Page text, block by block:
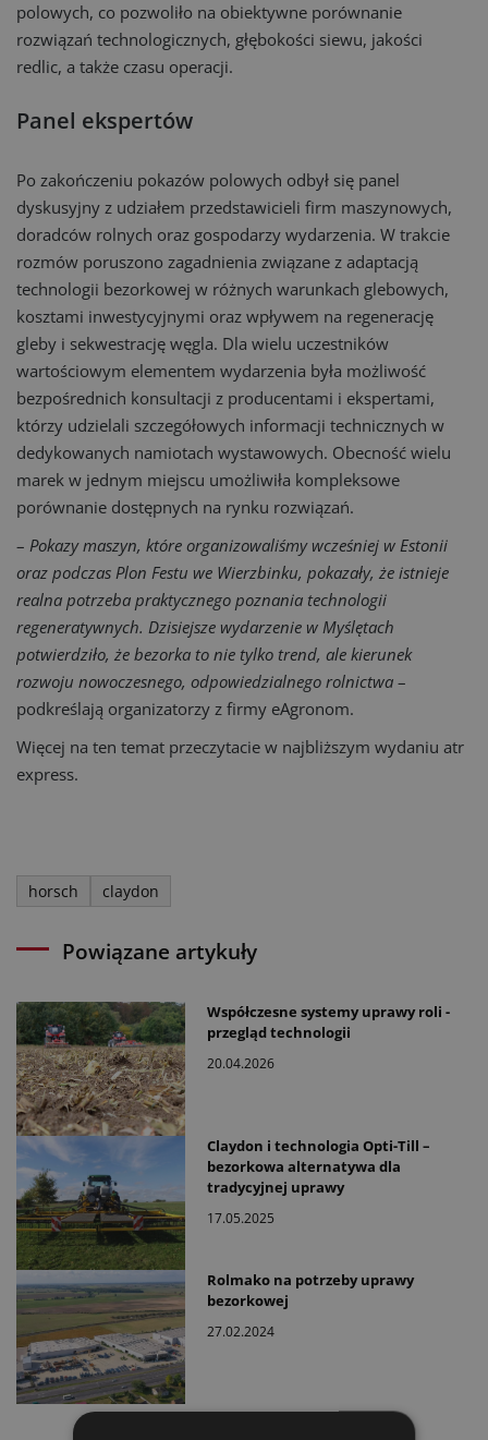
polowych, co pozwoliło na obiektywne porównanie
rozwiązań technologicznych, głębokości siewu, jakości
redlic, a także czasu operacji.
Panel ekspertów
Po zakończeniu pokazów polowych odbył się panel
dyskusyjny z udziałem przedstawicieli firm maszynowych,
doradców rolnych oraz gospodarzy wydarzenia. W trakcie
rozmów poruszono zagadnienia związane z adaptacją
technologii bezorkowej w różnych warunkach glebowych,
kosztami inwestycyjnymi oraz wpływem na regenerację
gleby i sekwestrację węgla. Dla wielu uczestników
wartościowym elementem wydarzenia była możliwość
bezpośrednich konsultacji z producentami i ekspertami,
którzy udzielali szczegółowych informacji technicznych w
dedykowanych namiotach wystawowych. Obecność wielu
marek w jednym miejscu umożliwiła kompleksowe
porównanie dostępnych na rynku rozwiązań.
– Pokazy maszyn, które organizowaliśmy wcześniej w Estonii
oraz podczas Plon Festu we Wierzbinku, pokazały, że istnieje
realna potrzeba praktycznego poznania technologii
regeneratywnych. Dzisiejsze wydarzenie w Myślętach
potwierdziło, że bezorka to nie tylko trend, ale kierunek
rozwoju nowoczesnego, odpowiedzialnego rolnictwa –
podkreślają organizatorzy z firmy eAgronom.
Więcej na ten temat przeczytacie w najbliższym wydaniu atr
express.
horsch claydon
Powiązane artykuły
Współczesne systemy uprawy roli -
przegląd technologii
20.04.2026
Claydon i technologia Opti-Till –
bezorkowa alternatywa dla
tradycyjnej uprawy
17.05.2025
Rolmako na potrzeby uprawy
bezorkowej
27.02.2024